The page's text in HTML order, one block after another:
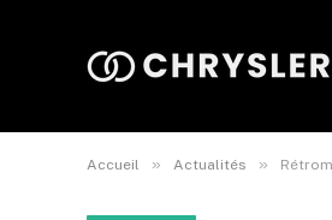
Accueil » Actualités »